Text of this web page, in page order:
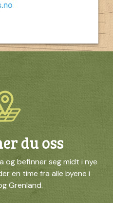
du oss
og befinner seg midt i nye
en time fra alle byene i
Grenland.